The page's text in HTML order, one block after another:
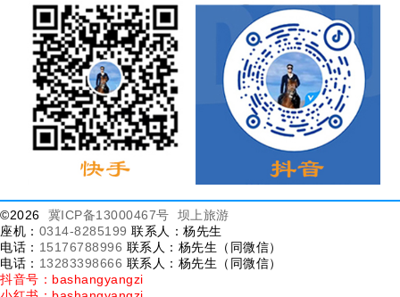
©2026 冀ICP备13000467号
坝上旅游
座机： 0314-8285199 联系人：杨先生
电话： 15176788996 联系人：杨先生（同微信）
电话： 13283398666 联系人：杨先生（同微信）
抖音号：bashangyangzi